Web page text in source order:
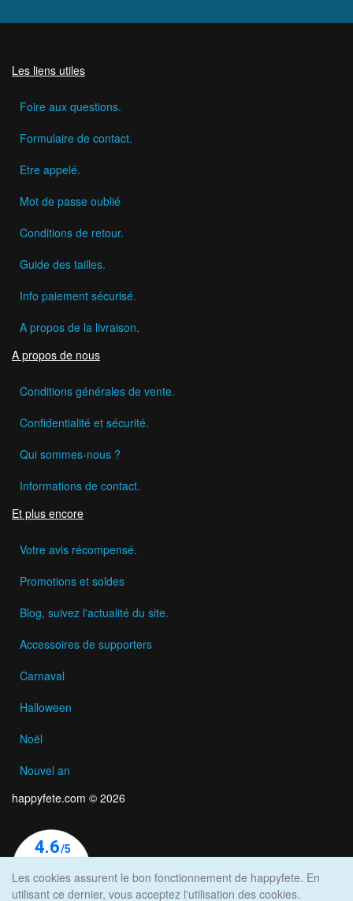
Les liens utiles
Foire aux questions.
Formulaire de contact.
Etre appelé.
Mot de passe oublié
Conditions de retour.
Guide des tailles.
Info paiement sécurisé.
A propos de la livraison.
A propos de nous
Conditions générales de vente.
Confidentialité et sécurité.
Qui sommes-nous ?
Informations de contact.
Et plus encore
Votre avis récompensé.
Promotions et soldes
Blog, suivez l'actualité du site.
Accessoires de supporters
Carnaval
Halloween
Noël
Nouvel an
happyfete.com © 2026
Les cookies assurent le bon fonctionnement de happyfete. En
utilisant ce dernier, vous acceptez l'utilisation des cookies.